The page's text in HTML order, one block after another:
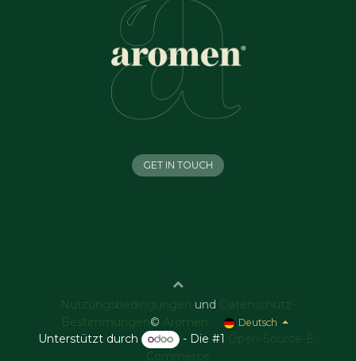
GET IN TOUCH
Nutzungsbedingungen und
Datenschutz-
Bestimmungen © Aromen Deutsch
Unterstützt durch - Die #1 Open-Source-E-
Commerce